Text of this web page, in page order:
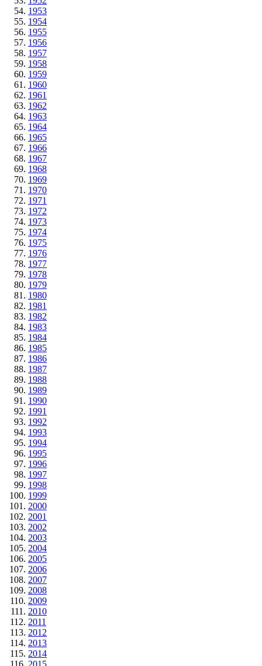
1953
1954
1955
1956
1957
1958
1959
1960
1961
1962
1963
1964
1965
1966
1967
1968
1969
1970
1971
1972
1973
1974
1975
1976
1977
1978
1979
1980
1981
1982
1983
1984
1985
1986
1987
1988
1989
1990
1991
1992
1993
1994
1995
1996
1997
1998
1999
2000
2001
2002
2003
2004
2005
2006
2007
2008
2009
2010
2011
2012
2013
2014